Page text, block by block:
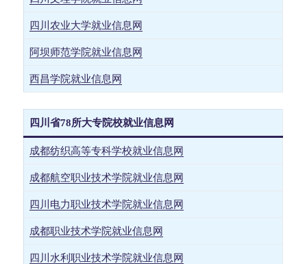
四川农业大学就业信息网
阿坝师范学院就业信息网
西昌学院就业信息网
四川省78所大专院校就业信息网
成都纺织高等专科学校就业信息网
成都航空职业技术学院就业信息网
四川电力职业技术学院就业信息网
成都职业技术学院就业信息网
四川水利职业技术学院就业信息网